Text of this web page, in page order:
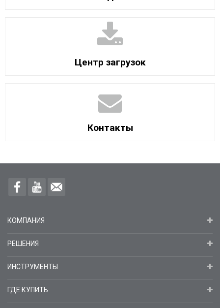
Центр загрузок
Контакты
КОМПАНИЯ
РЕШЕНИЯ
ИНСТРУМЕНТЫ
ГДЕ КУПИТЬ